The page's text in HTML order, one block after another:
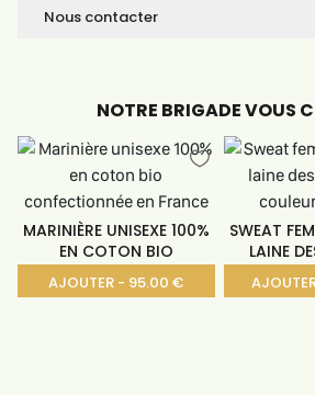
Nous contacter
NOTRE BRIGADE VOUS
MARINIÈRE UNISEXE 100%
EN COTON BIO
AJOUTER - 95.00 €
SWEAT
LAINE